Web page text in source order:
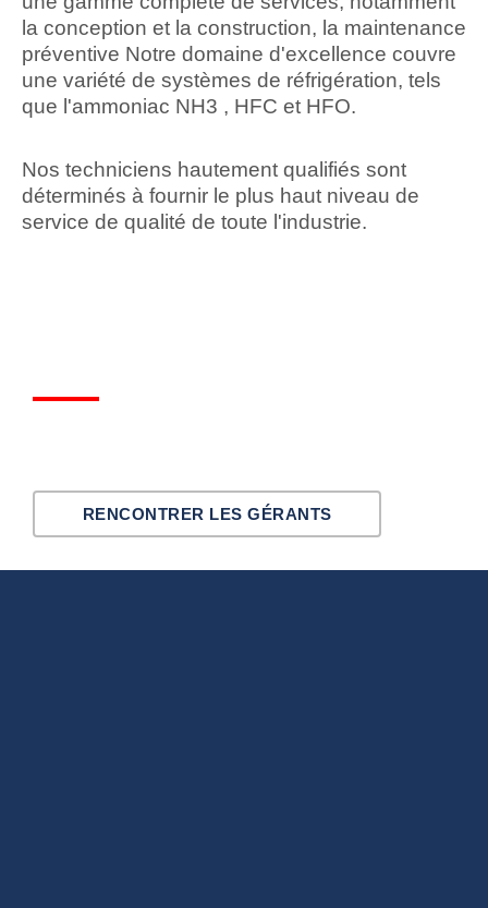
la conception et la construction, la maintenance
préventive Notre domaine d'excellence couvre
une variété de systèmes de réfrigération, tels
que l'ammoniac NH3 , HFC et HFO.
Nos techniciens hautement qualifiés sont
déterminés à fournir le plus haut niveau de
service de qualité de toute l'industrie.
RENCONTRER LES GÉRANTS